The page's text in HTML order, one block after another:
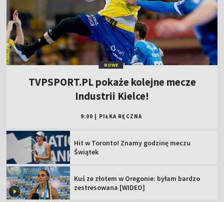
NOWE
TVPSPORT.PL pokaże kolejne mecze
Industrii Kielce!
9:00 PIŁKA RĘCZNA
Hit w Toronto! Znamy godzinę meczu
Świątek
Kuś ze złotem w Oregonie: byłam bardzo
zestresowana [WIDEO]